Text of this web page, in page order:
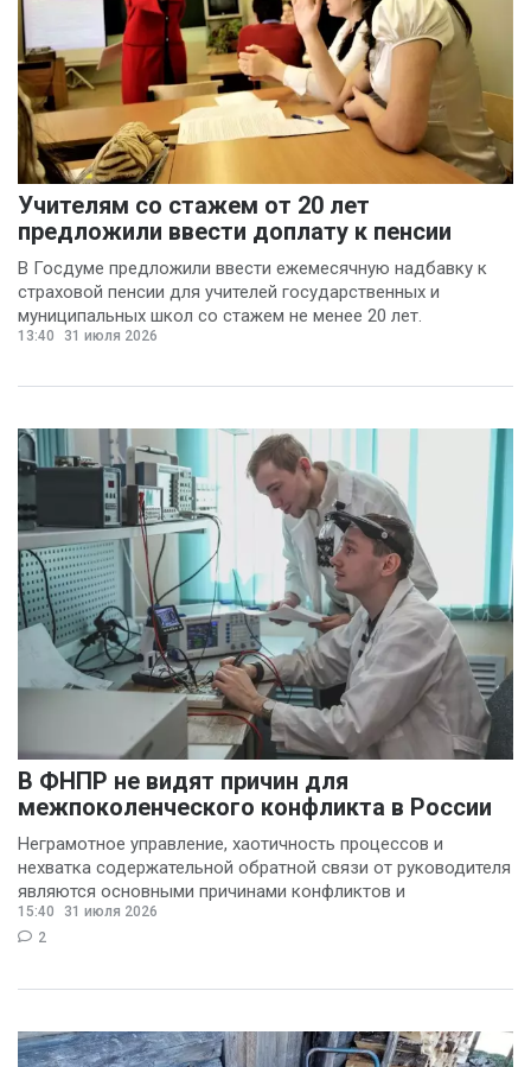
Учителям со стажем от 20 лет
предложили ввести доплату к пенсии
В Госдуме предложили ввести ежемесячную надбавку к
страховой пенсии для учителей государственных и
муниципальных школ со стажем не менее 20 лет.
13:40 31 июля 2026
В ФНПР не видят причин для
межпоколенческого конфликта в России
Неграмотное управление, хаотичность процессов и
нехватка содержательной обратной связи от руководителя
являются основными причинами конфликтов и
раздражения в
15:40
31 июля 2026
2